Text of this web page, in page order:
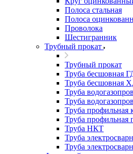
Полоса стальная
Полоса
Проволока
Шестигранник
Трубный прокат
Трубный прокат
Труба бесшовная
Труба бесшовная
Труба
Труба
Труба профильная
Труба профильная
Труба НКТ
Труба
Труба